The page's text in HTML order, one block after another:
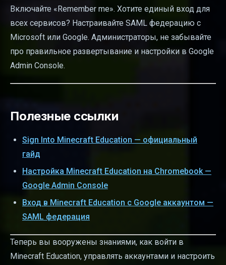
Включайте «Remember me». Хотите единый вход для
всех сервисов? Настраивайте SAML федерацию с
Microsoft или Google. Администраторы, не забывайте
про правильное развертывание и настройки в Google
Admin Console.
Полезные ссылки
Sign Into Minecraft Education — официальный
гайд
Настройка Minecraft Education на Chromebook —
Google Admin Console
Вход в Minecraft Education с Google аккаунтом —
SAML федерация
Теперь вы вооружены знаниями, как войти в
Minecraft Education, управлять аккаунтами и настроить